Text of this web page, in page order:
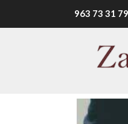
963 73 31 79